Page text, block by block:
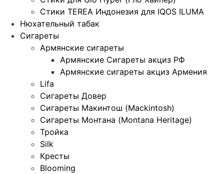
Стики TEREA Индонезия для IQOS ILUMA
Нюхательный табак
Сигареты
Армянские сигареты
Армянские Сигареты акциз РФ
Армянские сигареты акциз Армения
Lifa
Сигареты Довер
Сигареты Макинтош (Mackintosh)
Сигареты Монтана (Montana Heritage)
Тройка
Silk
Кресты
Blooming